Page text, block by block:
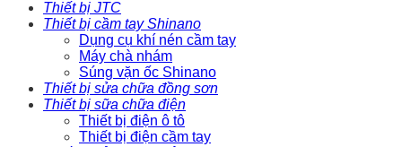
Thiết bị JTC
Thiết bị cầm tay Shinano
Dụng cụ khí nén cầm tay
Máy chà nhám
Súng vặn ốc Shinano
Thiết bị sửa chữa đồng sơn
Thiết bị sữa chữa điện
Thiết bị điện ô tô
Thiết bị điện cầm tay